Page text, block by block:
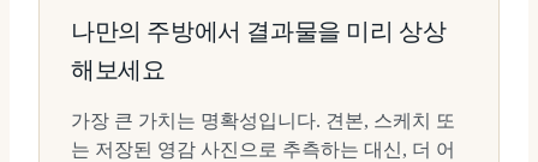
나만의 주방에서 결과물을 미리 상상
해보세요
가장 큰 가치는 명확성입니다. 견본, 스케치 또
는 저장된 영감 사진으로 추측하는 대신, 더 어